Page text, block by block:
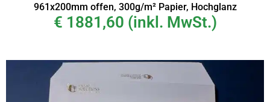
961x200mm offen, 300g/m² Papier, Hochglanz
€ 1881,60 (inkl. MwSt.)